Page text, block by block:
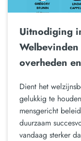
Uitnodiging
overheden
Dient het
gelukkig te
mensgericht
duurzaam
vandaag sterker